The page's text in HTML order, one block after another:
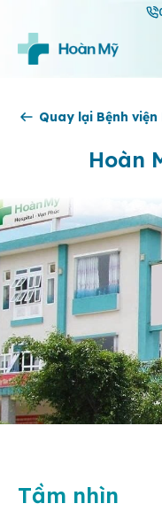
Quay lại Bệnh viện
Hoàn
Tầm nhìn